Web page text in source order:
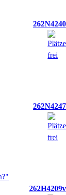
262N4240
262N4247
262H4209v